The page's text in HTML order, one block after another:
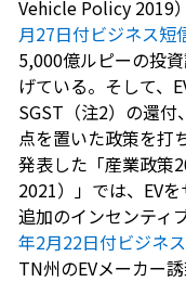
Vehicle Policy 2019
月27日付ビジネス短
5,000億ルピーの投
げている。そして、
SGST（注2）の還
点を置いた政策を打
発表した「産業政
2021）」では、EV
追加のインセンティ
年2月22日付ビジネ
TN州のEVメーカー